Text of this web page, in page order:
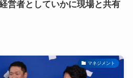
営者としていかに現場と共有
マネジメント